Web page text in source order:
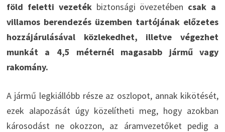
föld feletti vezeték biztonsági övezetében csak a
villamos berendezés üzemben tartójának előzetes
hozzájárulásával közlekedhet, illetve végezhet
munkát a 4,5 méternél magasabb jármű vagy
rakomány.
A jármű legkiállóbb része az oszlopot, annak kikötését,
ezek alapozását úgy közelítheti meg, hogy azokban
károsodást ne okozzon, az áramvezetőket pedig a